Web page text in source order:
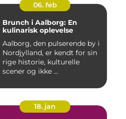
06. feb
Brunch i Aalborg: En
kulinarisk oplevelse
Aalborg, den pulserende by i
Nordjylland, er kendt for sin
rige historie, kulturelle
scener og ikke ...
18. jan